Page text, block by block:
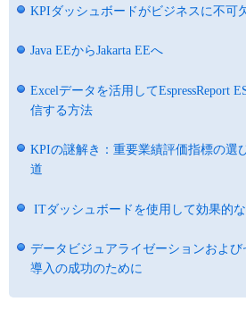
KPIダッシュボードがビジネスに不可
Java EEからJakarta EEへ
Excelデータを活用してEspressReport
信する方法
KPIの謎解き：重要業績評価指標の選
道
ITダッシュボードを使用して効果的
データビジュアライゼーションおよ
導入の成功のために